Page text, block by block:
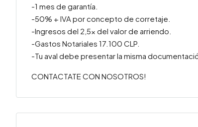
-1 mes de garantía.
-50% + IVA por concepto de corretaje.
-Ingresos del 2,5x del valor de arriendo.
-Gastos Notariales 17.100 CLP.
-Tu aval debe presentar la misma
CONTACTATE CON NOSOTROS!